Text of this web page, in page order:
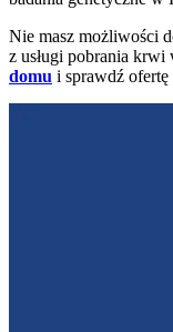
Nie masz możliwości
z usługi pobrania krwi
domu i sprawdź